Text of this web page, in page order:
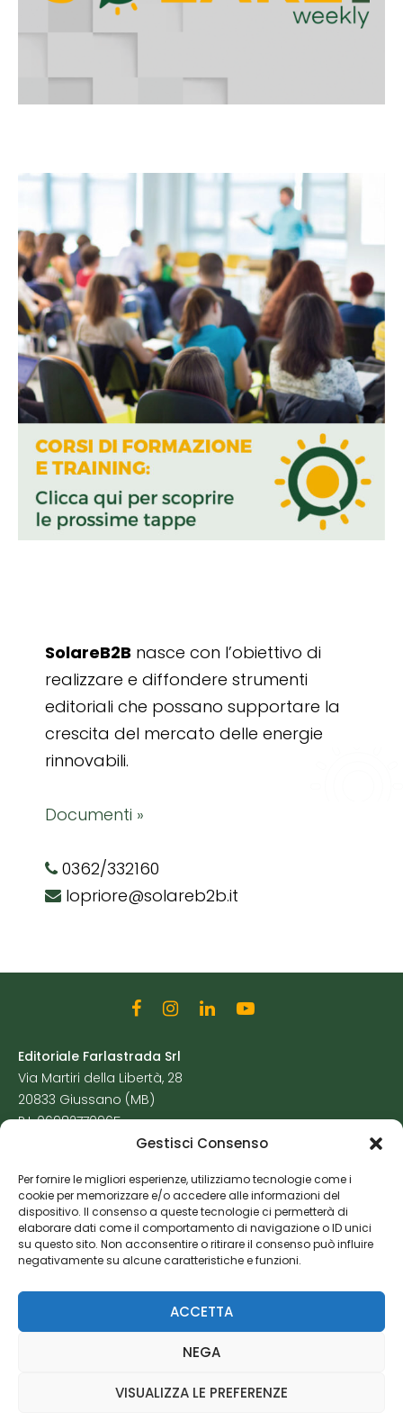
Gestisci Consenso
Per fornire le migliori esperienze, utilizziamo tecnologie come i
cookie per memorizzare e/o accedere alle informazioni del
dispositivo. Il consenso a queste tecnologie ci permetterà di
elaborare dati come il comportamento di navigazione o ID unici
su questo sito. Non acconsentire o ritirare il consenso può influire
negativamente su alcune caratteristiche e funzioni.
ACCETTA
NEGA
VISUALIZZA LE PREFERENZE
SolareB2B nasce con l’obiettivo di
realizzare e diffondere strumenti
editoriali che possano supportare la
crescita del mercato delle energie
rinnovabili.
Documenti »
0362/332160
lopriore@solareb2b.it
Editoriale Farlastrada Srl
Via Martiri della Libertà, 28
20833 Giussano (MB)
P.I. 06982770965
Cookie Policy
Risorse Aggiuntive